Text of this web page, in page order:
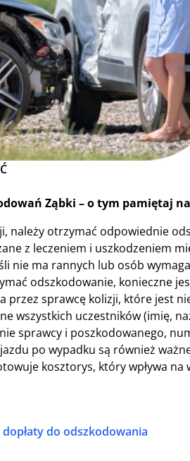
Ząbki – o tym pamiętaj
należy otrzymać odpowiednie
z leczeniem i uszkodzeniem
nie ma rannych lub osób
odszkodowanie, konieczne
przez sprawcę kolizji, które jest
wszystkich uczestników (imię,
sprawcy i poszkodowanego,
po wypadku są również
kosztorys, który wpływa
do odszkodowania